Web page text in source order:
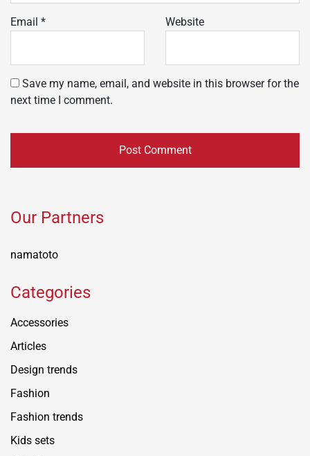
Email * Website
Save my name, email, and website in this browser for the
next time I comment.
Our Partners
namatoto
Categories
Accessories
Articles
Design trends
Fashion
Fashion trends
Kids sets